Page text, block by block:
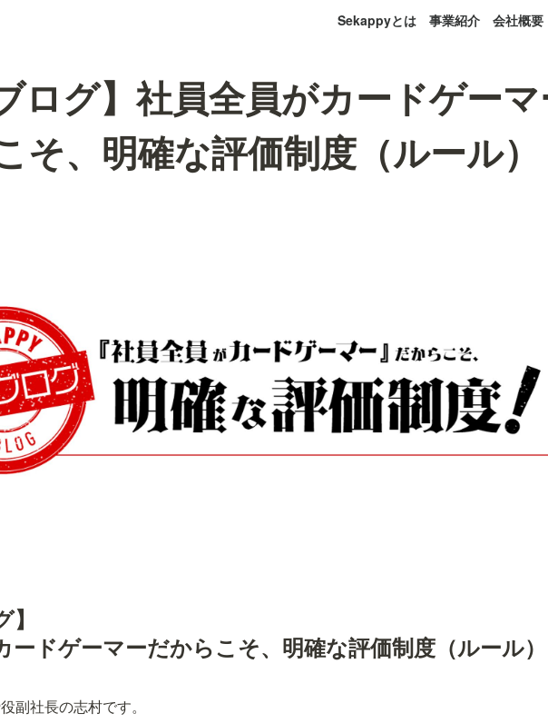
Sekappyとは 事業紹介 会社概要
ログ】社員全員がカードゲー
そ、明確な評価制度（ルール）
ードゲーマーだからこそ、明確な評価制度（ルール）
副社長の志村です。